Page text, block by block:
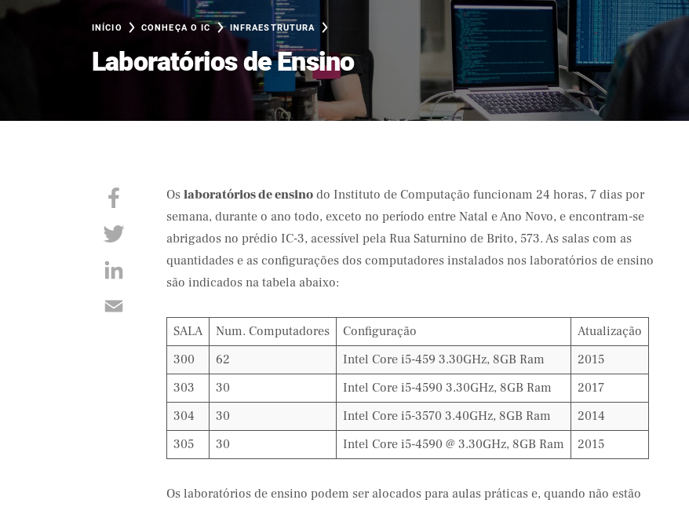
INÍCIO CONHEÇA O IC INFRAESTRUTURA
Laboratórios de Ensino
Os laboratórios de ensino do Instituto de Computação funcionam 24 horas, 7 dias por
semana, durante o ano todo, exceto no período entre Natal e Ano Novo, e encontram-se
abrigados no prédio IC-3, acessível pela Rua Saturnino de Brito, 573. As salas com as
quantidades e as configurações dos computadores instalados nos laboratórios de ensino
são indicados na tabela abaixo:
SALA Num. Computadores Configuração
Atualização
300
62 Intel Core i5-459 3.30GHz, 8GB Ram
2015
303
30 Intel Core i5-4590 3.30GHz, 8GB Ram
2017
304
30 Intel Core i5-3570 3.40GHz, 8GB Ram
2014
305
30 Intel Core i5-4590 @ 3.30GHz, 8GB Ram 2015
Os laboratórios de ensino podem ser alocados para aulas práticas e, quando não estão